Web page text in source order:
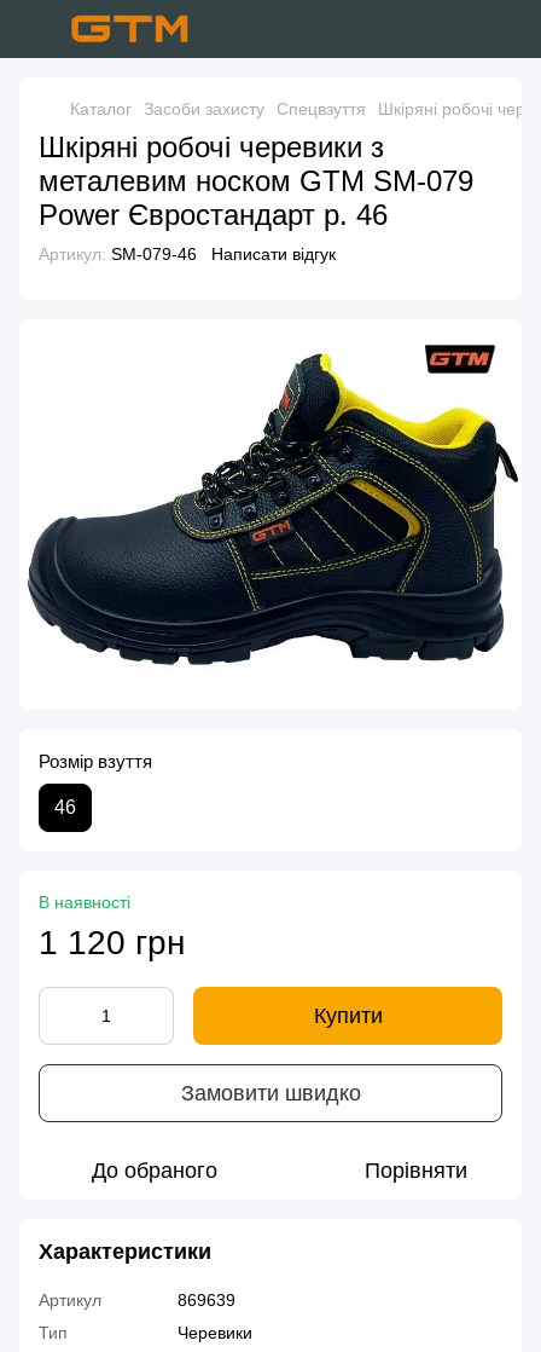
Каталог Засоби захисту Спецвзуття Шкіряні робочі
Шкіряні робочі черевики з
металевим носком GTM SM-079
Power Євростандарт р. 46
Артикул: SM-079-46 Написати відгук
Розмір взуття
46
В наявності
1 120 грн
Купити
Замовити швидко
До обраного Порівняти
Характеристики
Артикул
869639
Тип
Черевики